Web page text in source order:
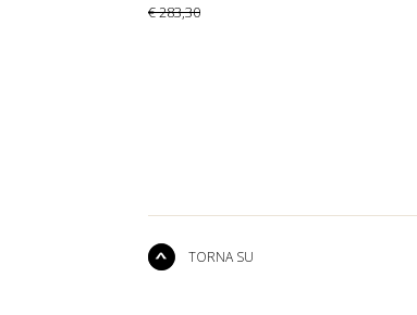
€ 283,30
TORNA SU